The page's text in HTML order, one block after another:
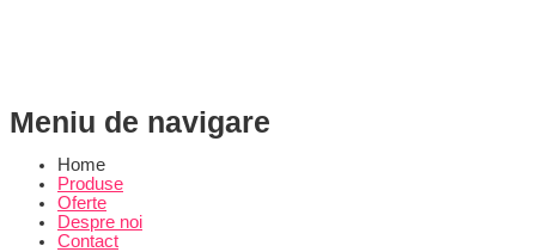
Meniu de navigare
Home
Produse
Oferte
Despre noi
Contact